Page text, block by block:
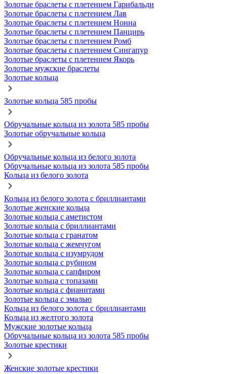
Золотые браслеты с плетением Гарибальди
Золотые браслеты с плетением Лав
Золотые браслеты с плетением Нонна
Золотые браслеты с плетением Панцирь
Золотые браслеты с плетением Ромб
Золотые браслеты с плетением Сингапур
Золотые браслеты с плетением Якорь
Золотые мужские браслеты
Золотые кольца
Золотые кольца 585 пробы
Обручальные кольца из золота 585 пробы
Золотые обручальные кольца
Обручальные кольца из белого золота
Обручальные кольца из золота 585 пробы
Кольца из белого золота
Кольца из белого золота с бриллиантами
Золотые женские кольца
Золотые кольца с аметистом
Золотые кольца с бриллиантами
Золотые кольца с гранатом
Золотые кольца с жемчугом
Золотые кольца с изумрудом
Золотые кольца с рубином
Золотые кольца с сапфиром
Золотые кольца с топазами
Золотые кольца с фианитами
Золотые кольца с эмалью
Кольца из белого золота с бриллиантами
Кольца из желтого золота
Мужские золотые кольца
Обручальные кольца из золота 585 пробы
Золотые крестики
Женские золотые крестики